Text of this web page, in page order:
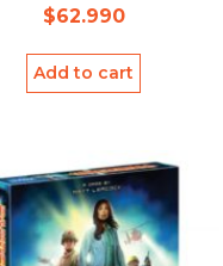
$62.990
Add to cart